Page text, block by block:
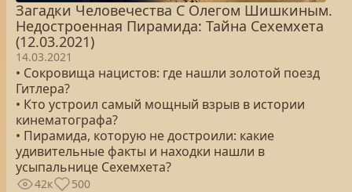
Загадки Человечества С Олегом Шишкиным.
Недостроенная Пирамида: Тайна Сехемхета
(12.03.2021)
14.03.2021
• Сокровища нацистов: где нашли золотой поезд
Гитлера?
• Кто устроил самый мощный взрыв в истории
кинематографа?
• Пирамида, которую не достроили: какие
удивительные факты и находки нашли в
усыпальнице Сехемхета?
42к 500